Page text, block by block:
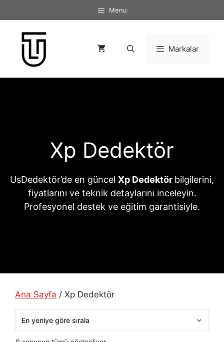
atla
Menu
Markalar
Xp Dedektör
UsDedektör’de en güncel Xp Dedektör bilgilerini,
fiyatlarını ve teknik detaylarını inceleyin.
Profesyonel destek ve eğitim garantisiyle.
Ana Sayfa / Xp Dedektör